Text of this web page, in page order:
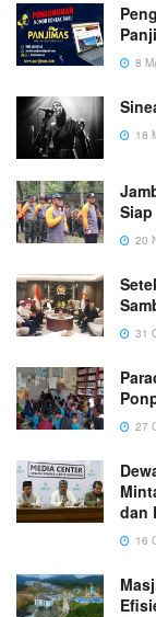
8
18
20
31
27
dan
16